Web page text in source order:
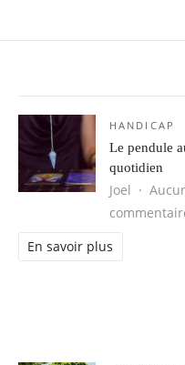
HANDICAP
Le pendule
quotidien
Joel
En savoir plus